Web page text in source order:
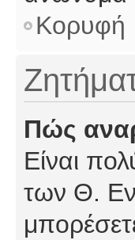
Κορυφή
Πώς
Είναι
των Θ.